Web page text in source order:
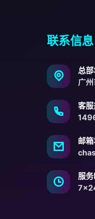
联系信息
总
广
客
邮
服